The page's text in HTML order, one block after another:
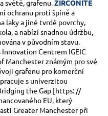
světě, grafenu. ZIRCONITE
ochranu proti špíně a
laky a jiné tvrdé povrchy,
a nabízí snadnou údržbu,
v původním stavu.
Centrem IGEIC
Manchester známým pro své
grafenu pro komerční
s univerzitou
the Gap [https: //
EU, který
Greater Manchester při